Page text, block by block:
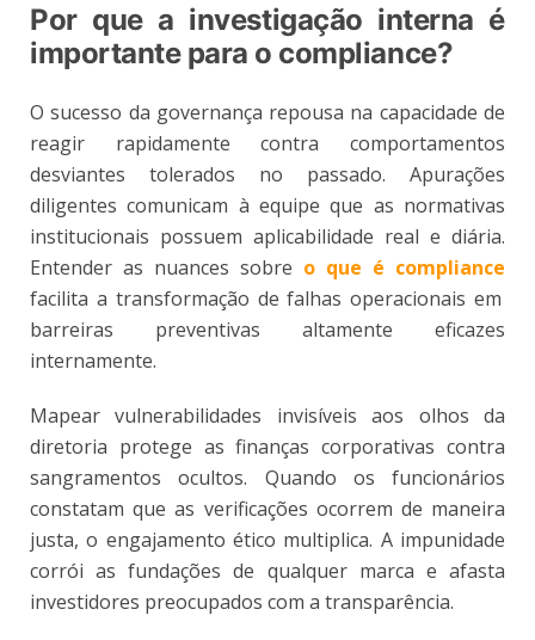
Por que a investigação interna é
importante para o compliance?
O sucesso da governança repousa na capacidade de
reagir rapidamente contra comportamentos
desviantes tolerados no passado. Apurações
diligentes comunicam à equipe que as normativas
institucionais possuem aplicabilidade real e diária.
Entender as nuances sobre o que é compliance
facilita a transformação de falhas operacionais em
barreiras preventivas altamente eficazes
internamente.
Mapear vulnerabilidades invisíveis aos olhos da
diretoria protege as finanças corporativas contra
sangramentos ocultos. Quando os funcionários
constatam que as verificações ocorrem de maneira
justa, o engajamento ético multiplica. A impunidade
corrói as fundações de qualquer marca e afasta
investidores preocupados com a transparência.